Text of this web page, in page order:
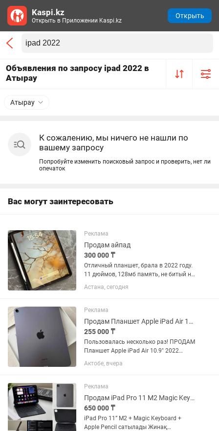
Объявления по запросу ipad 2022 в
Атырау
Атырау
К сожалению, мы ничего не нашли по
вашему запросу
Попробуйте изменить поисковый запрос и проверить, нет ли
опечаток
Вас могут заинтересовать
Реклама
Продам айпад
300 000 ₸
Отличный планшет, брала в 2022 году.
11 дюймов, 128мб память, не битый не
крашеный. Со стилусом 2 поколения.
Наконечник не стерт. На экране
Использовала для рисования и...
Астана, сегодня
Реклама
Продам Планшет Apple iPad Air 10.9 2022 256Gb Purple
255 000 ₸
Пользовалась несколько раз! ПРОДАМ
Планшет Apple iPad Air 10.9" 2022
256Gb Purple, 100% состояние батареи,
коробка, документы, новое зарядное
Актобе, вчера
Реклама
Продам iPad Pro 11 M2 Magic Keyboard Apple Pen
650 000 ₸
iPad Pro 11” M2 + Magic Keyboard +
Apple Pencil сатылады Жинақ
Kaspi.kz
Открыть в Приложении Kaspi.kz
Открыть